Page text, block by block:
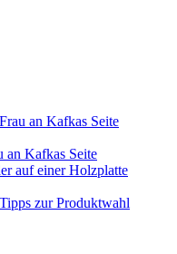
an Kafkas Seite
zur Produktwahl